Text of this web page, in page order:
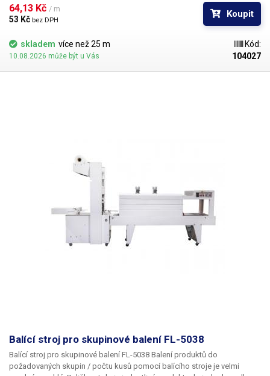
zároveň také jako ochrana proti poškrábání či smyknutí baleného
výrobku vloženého do tunelu. Bužírka se navléká na jednotlivé válečky
metry 1m = 1ks, bužírka je dodávána v kuse dle objednané délky (počtu
kusů)Parametry: Barva: černá Materiál: silikon Vnější průměr: 14mm
Vnitřní průměr: 11mm Hmotnost 1m:
64,13 Kč / m
53 Kč bez DPH
Koupit
skladem více než 25 m
10.08.2026 může být u Vás
Kód:
104027
Balící stroj pro skupinové balení FL-5038
Balící stroj pro skupinové balení FL-5038 Balení produktů do
požadovaných skupin / počtu kusů pomocí balícího stroje je velmi